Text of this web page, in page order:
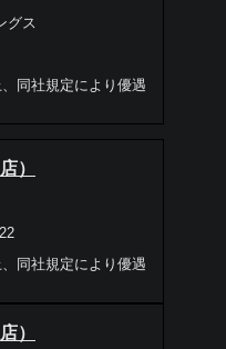
グス
同社規定により優遇
）
同社規定により優遇
）